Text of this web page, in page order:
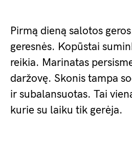
Pirmą dieną salotos
geresnės. Kopūstai
reikia. Marinatas
daržovę. Skonis tampa
ir subalansuotas. Tai
kurie su laiku tik gerėja.